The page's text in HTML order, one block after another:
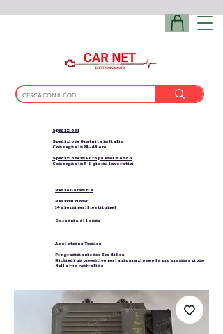
Spedizioni
Spedizione Gratuita in Italia
Consegna in 24 - 48 ore
Spedizione in Europa e nel Mondo
Consegna in 3-5 giorni lavorativi
Resi e Garanzia
Restituzione:
14 giorni per il restituire |
Garanzia di 1 anno
Assistenza Tecnica
Programmazione e Scodifica
Richiedi un preventivo per la riparazione o la programmazione
della tua centralina